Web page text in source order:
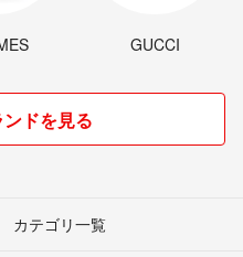
GUCCI
ドを見る
カテゴリ一覧